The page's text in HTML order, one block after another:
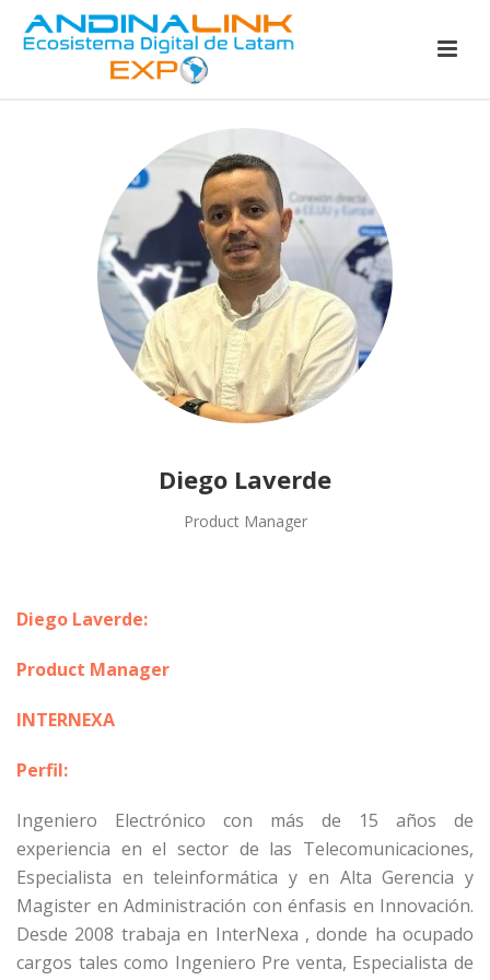
Diego Laverde
Product Manager
Diego Laverde:
Product Manager
INTERNEXA
Perfil:
Ingeniero Electrónico con más de 15 años de
experiencia en el sector de las Telecomunicaciones,
Especialista en teleinformática y en Alta Gerencia y
Magister en Administración con énfasis en Innovación.
Desde 2008 trabaja en InterNexa , donde ha ocupado
cargos tales como Ingeniero Pre venta, Especialista de